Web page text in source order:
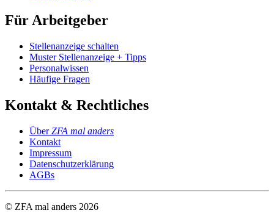
Für Arbeitgeber
Stellenanzeige schalten
Muster Stellenanzeige + Tipps
Personalwissen
Häufige Fragen
Kontakt & Rechtliches
ÜberZFA mal anders
Kontakt
Impressum
Datenschutzerklärung
AGBs
© ZFA mal anders 2026